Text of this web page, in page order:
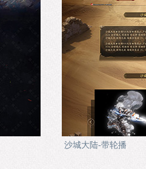
沙城大陆-带轮播